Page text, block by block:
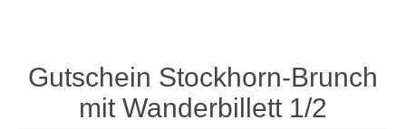
Gutschein Stockhorn-Brunch
mit Wanderbillett 1/2